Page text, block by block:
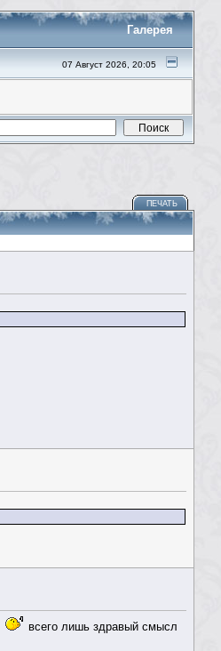
Галерея
07 Август 2026, 20:05
ПЕЧАТЬ
всего лишь здравый смысл